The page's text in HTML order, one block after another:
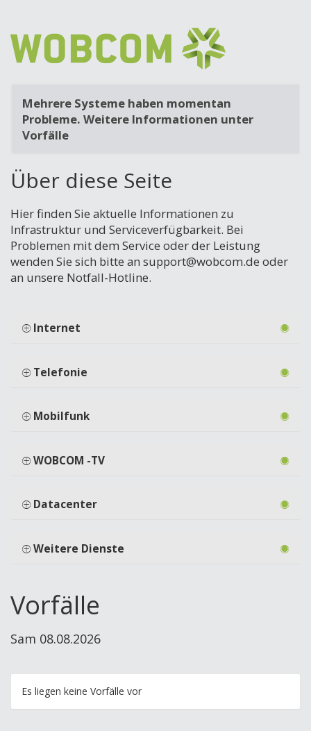
Mehrere Systeme haben momentan
Probleme. Weitere Informationen unter
Vorfälle
Über diese Seite
Hier finden Sie aktuelle Informationen zu
Infrastruktur und Serviceverfügbarkeit. Bei
Problemen mit dem Service oder der Leistung
wenden Sie sich bitte an support@wobcom.de oder
an unsere Notfall-Hotline.
Internet
Telefonie
Mobilfunk
WOBCOM -TV
Datacenter
Weitere Dienste
Vorfälle
Sam 08.08.2026
Es liegen keine Vorfälle vor